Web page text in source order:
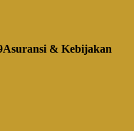
Asuransi & Kebijakan